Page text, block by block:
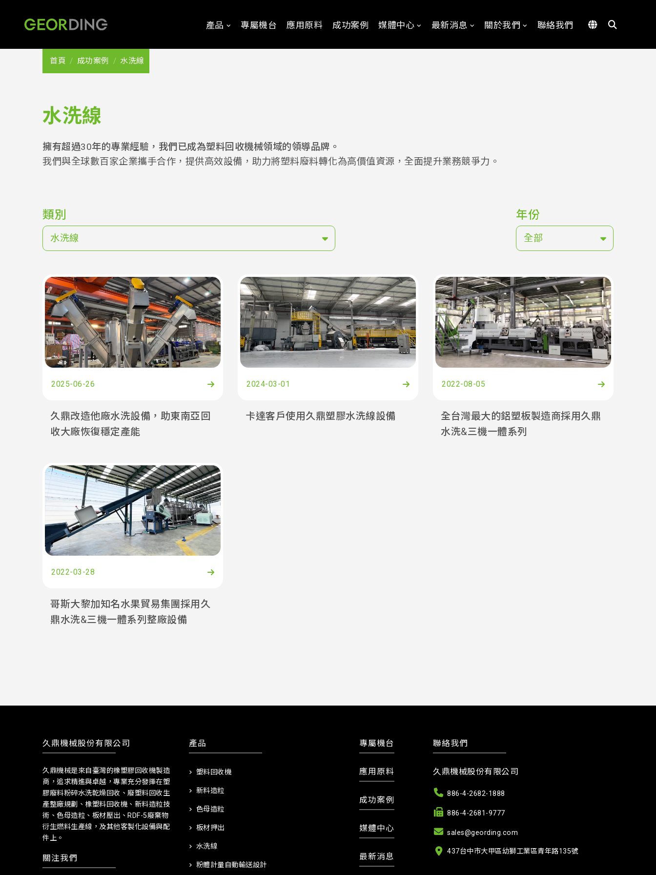
產品 專屬機台 應用原料 成功案例 媒體中心 最新消息 關於我們 聯絡我們
首頁 成功案例 水洗線
水洗線
擁有超過30年的專業經驗，我們已成為塑料回收機械領域的領導品牌。
我們與全球數百家企業攜手合作，提供高效設備，助力將塑料廢料轉化為高價值資源，全面提升業務競爭力。
類別
水洗線
年份
全部
2025-06-26
久鼎改造他廠水洗設備，助東南亞回
收大廠恢復穩定產能
2024-03-01
卡達客戶使用久鼎塑膠水洗線設備
2022-08-05
全台灣最大的鋁塑板製造商採用久鼎
水洗&三機一體系列
2022-03-28
哥斯大黎加知名水果貿易集團採用久
鼎水洗&三機一體系列整廠設備
久鼎機械股份有限公司
久鼎機械是來自臺灣的橡塑膠回收機製造
商，追求精進與卓越，專業充分發揮在塑
膠廢料粉碎水洗乾燥回收、廢塑料回收生
產整廠規劃、橡塑料回收機、新料造粒技
術、色母造粒、板材壓出、RDF-5廢棄物
衍生燃料生產線，及其他客製化設備與配
件上。
關注我們
產品
塑料回收機
新料造粒
色母造粒
板材押出
水洗線
粉體計量自動輸送設計
專屬機台
應用原料
成功案例
媒體中心
最新消息
聯絡我們
久鼎機械股份有限公司
886-4-2682-1888
886-4-2681-9777
sales@geording.com
437台中市大甲區幼獅工業區青年路135號